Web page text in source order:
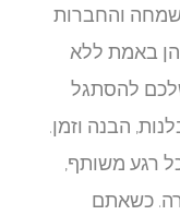
והחברות
באמת ללא
להסתגל
הבנה וזמן.
רגע משותף,
כשאתם